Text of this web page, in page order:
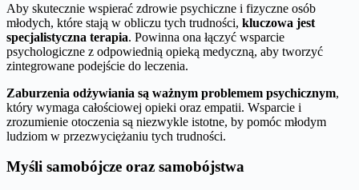
Aby skutecznie wspierać zdrowie psychiczne i fizyczne osób
młodych, które stają w obliczu tych trudności, kluczowa jest
specjalistyczna terapia. Powinna ona łączyć wsparcie
psychologiczne z odpowiednią opieką medyczną, aby tworzyć
zintegrowane podejście do leczenia.
Zaburzenia odżywiania są ważnym problemem psychicznym,
który wymaga całościowej opieki oraz empatii. Wsparcie i
zrozumienie otoczenia są niezwykle istotne, by pomóc młodym
ludziom w przezwyciężaniu tych trudności.
Myśli samobójcze oraz samobójstwa